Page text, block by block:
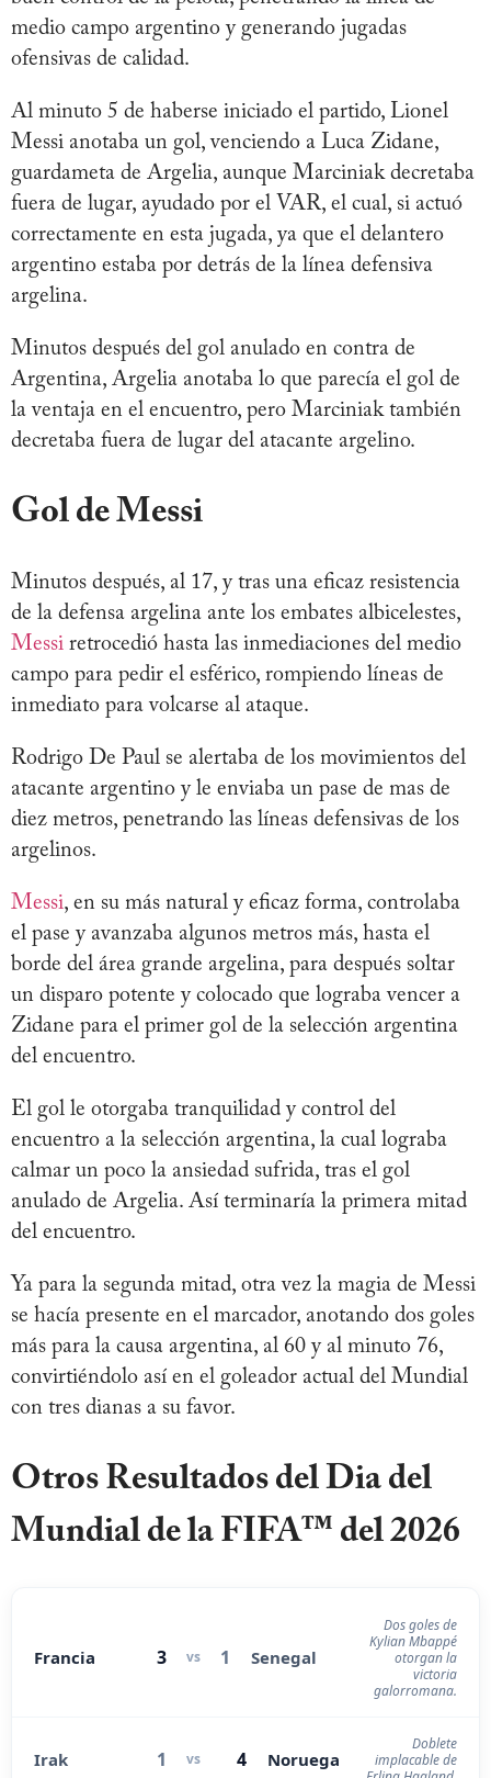
medio campo argentino y generando jugadas
ofensivas de calidad.
Al minuto 5 de haberse iniciado el partido, Lionel
Messi anotaba un gol, venciendo a Luca Zidane,
guardameta de Argelia, aunque Marciniak decretaba
fuera de lugar, ayudado por el VAR, el cual, si actuó
correctamente en esta jugada, ya que el delantero
argentino estaba por detrás de la línea defensiva
argelina.
Minutos después del gol anulado en contra de
Argentina, Argelia anotaba lo que parecía el gol de
la ventaja en el encuentro, pero Marciniak también
decretaba fuera de lugar del atacante argelino.
Gol de Messi
Minutos después, al 17, y tras una eficaz resistencia
de la defensa argelina ante los embates albicelestes,
Messi retrocedió hasta las inmediaciones del medio
campo para pedir el esférico, rompiendo líneas de
inmediato para volcarse al ataque.
Rodrigo De Paul se alertaba de los movimientos del
atacante argentino y le enviaba un pase de mas de
diez metros, penetrando las líneas defensivas de los
argelinos.
Messi, en su más natural y eficaz forma, controlaba
el pase y avanzaba algunos metros más, hasta el
borde del área grande argelina, para después soltar
un disparo potente y colocado que lograba vencer a
Zidane para el primer gol de la selección argentina
del encuentro.
El gol le otorgaba tranquilidad y control del
encuentro a la selección argentina, la cual lograba
calmar un poco la ansiedad sufrida, tras el gol
anulado de Argelia. Así terminaría la primera mitad
del encuentro.
Ya para la segunda mitad, otra vez la magia de Messi
se hacía presente en el marcador, anotando dos goles
más para la causa argentina, al 60 y al minuto 76,
convirtiéndolo así en el goleador actual del Mundial
con tres dianas a su favor.
Otros Resultados del Dia del
Mundial de la FIFA™ del 2026
Francia 3 vs 1 Senegal
Dos goles de
Kylian Mbappé
otorgan la
victoria
galorromana.
Irak 1 vs 4 Noruega
Doblete
implacable de